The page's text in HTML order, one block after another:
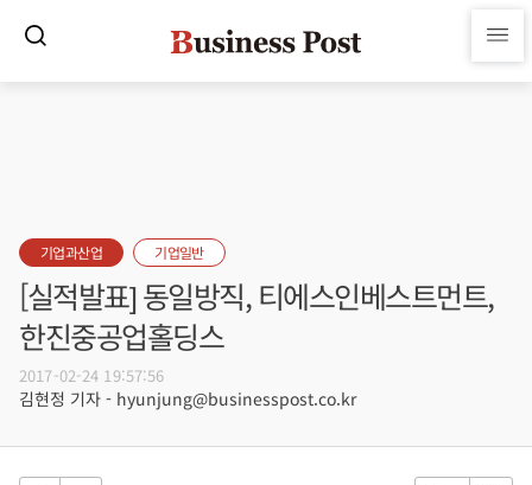
기업과산업 기업일반
[실적발표] 동일방직, 티에스인베스트먼트,
한진중공업홀딩스
2017-02-24 19:57:56
김현정 기자 - hyunjung@businesspost.co.kr